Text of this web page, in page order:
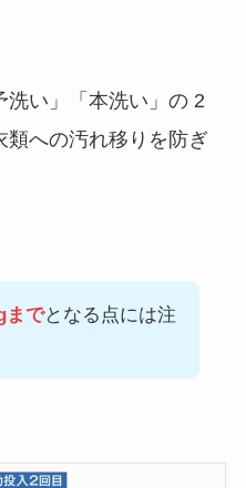
洗い」「本洗い」の 2
類への汚れ移りを防ぎ
までとなる点には注